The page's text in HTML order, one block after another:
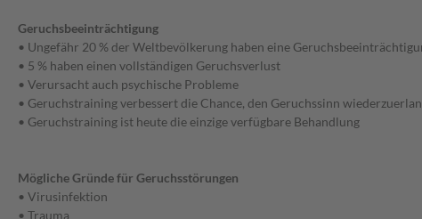
Geruchsbeeinträchtigung
• Ungefähr 20 % der Weltbevölkerung haben eine
• 5 % haben einen vollständigen Geruchsverlust
• Verursacht auch psychische Probleme
• Geruchstraining verbessert die Chance, den Geruchssinn
• Geruchstraining ist heute die einzige verfügbare Behandlung
Mögliche Gründe für Geruchsstörungen
• Virusinfektion
• Trauma